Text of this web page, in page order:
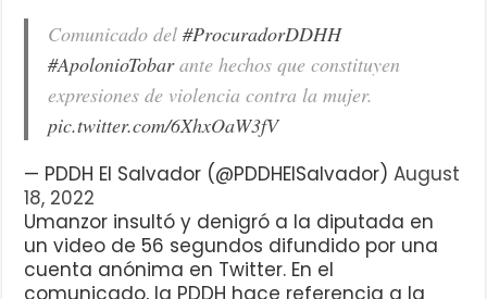
Comunicado del#ProcuradorDDHH
#ApolonioTobarante hechos que constituyen
expresiones de violencia contra la mujer.
pic.twitter.com/6XhxOaW3fV
— PDDH El Salvador (@PDDHElSalvador)August
18, 2022
Umanzor insultó y denigró a la diputada en
un video de 56 segundos difundido por una
cuenta anónima en Twitter. En el